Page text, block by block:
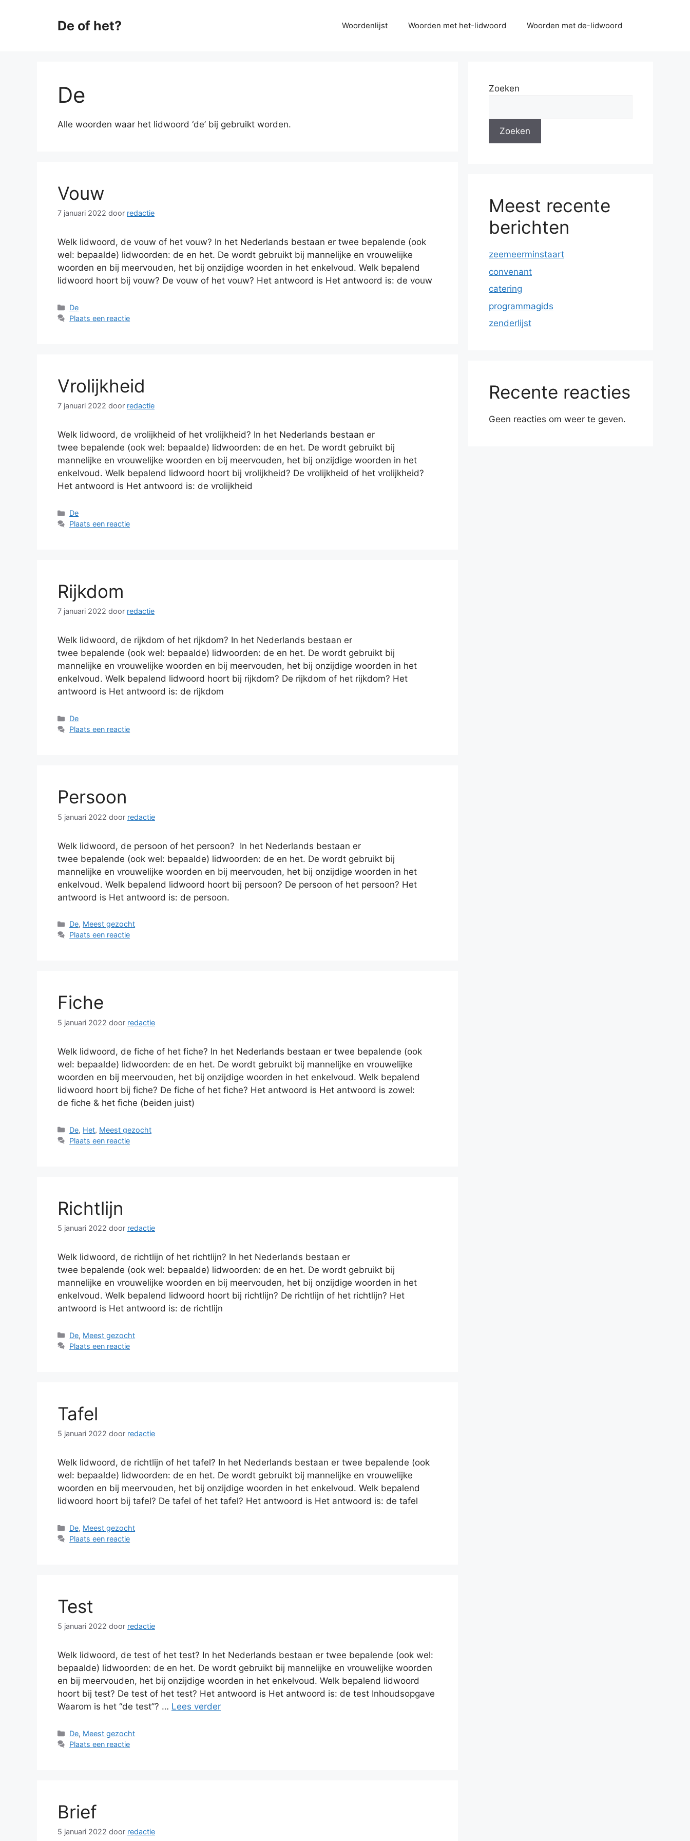
De of het? Woordenlijst Woorden met het-lidwoord Woorden met de-lidwoord
De
Alle woorden waar het lidwoord ‘de’ bij gebruikt worden.
Vouw
7 januari 2022 door redactie
Welk lidwoord, de vouw of het vouw? In het Nederlands bestaan er twee bepalende (ook
wel: bepaalde) lidwoorden: de en het. De wordt gebruikt bij mannelijke en vrouwelijke
woorden en bij meervouden, het bij onzijdige woorden in het enkelvoud. Welk bepalend
lidwoord hoort bij vouw? De vouw of het vouw? Het antwoord is Het antwoord is: de vouw
Categorieën
De
Plaats een reactie
Vrolijkheid
7 januari 2022 door redactie
Welk lidwoord, de vrolijkheid of het vrolijkheid? In het Nederlands bestaan er
twee bepalende (ook wel: bepaalde) lidwoorden: de en het. De wordt gebruikt bij
mannelijke en vrouwelijke woorden en bij meervouden, het bij onzijdige woorden in het
enkelvoud. Welk bepalend lidwoord hoort bij vrolijkheid? De vrolijkheid of het vrolijkheid?
Het antwoord is Het antwoord is: de vrolijkheid
Categorieën
De
Plaats een reactie
Rijkdom
7 januari 2022 door redactie
Welk lidwoord, de rijkdom of het rijkdom? In het Nederlands bestaan er
twee bepalende (ook wel: bepaalde) lidwoorden: de en het. De wordt gebruikt bij
mannelijke en vrouwelijke woorden en bij meervouden, het bij onzijdige woorden in het
enkelvoud. Welk bepalend lidwoord hoort bij rijkdom? De rijkdom of het rijkdom? Het
antwoord is Het antwoord is: de rijkdom
Categorieën
De
Plaats een reactie
Persoon
5 januari 2022 door redactie
Welk lidwoord, de persoon of het persoon? In het Nederlands bestaan er
twee bepalende (ook wel: bepaalde) lidwoorden: de en het. De wordt gebruikt bij
mannelijke en vrouwelijke woorden en bij meervouden, het bij onzijdige woorden in het
enkelvoud. Welk bepalend lidwoord hoort bij persoon? De persoon of het persoon? Het
antwoord is Het antwoord is: de persoon.
Categorieën
De, Meest gezocht
Plaats een reactie
Fiche
5 januari 2022 door redactie
Welk lidwoord, de fiche of het fiche? In het Nederlands bestaan er twee bepalende (ook
wel: bepaalde) lidwoorden: de en het. De wordt gebruikt bij mannelijke en vrouwelijke
woorden en bij meervouden, het bij onzijdige woorden in het enkelvoud. Welk bepalend
lidwoord hoort bij fiche? De fiche of het fiche? Het antwoord is Het antwoord is zowel:
de fiche & het fiche (beiden juist)
Categorieën
De, Het, Meest gezocht
Plaats een reactie
Richtlijn
5 januari 2022 door redactie
Welk lidwoord, de richtlijn of het richtlijn? In het Nederlands bestaan er
twee bepalende (ook wel: bepaalde) lidwoorden: de en het. De wordt gebruikt bij
mannelijke en vrouwelijke woorden en bij meervouden, het bij onzijdige woorden in het
enkelvoud. Welk bepalend lidwoord hoort bij richtlijn? De richtlijn of het richtlijn? Het
antwoord is Het antwoord is: de richtlijn
Categorieën
De, Meest gezocht
Plaats een reactie
Tafel
5 januari 2022 door redactie
Welk lidwoord, de richtlijn of het tafel? In het Nederlands bestaan er twee bepalende (ook
wel: bepaalde) lidwoorden: de en het. De wordt gebruikt bij mannelijke en vrouwelijke
woorden en bij meervouden, het bij onzijdige woorden in het enkelvoud. Welk bepalend
lidwoord hoort bij tafel? De tafel of het tafel? Het antwoord is Het antwoord is: de tafel
Categorieën
De, Meest gezocht
Plaats een reactie
Test
5 januari 2022 door redactie
Welk lidwoord, de test of het test? In het Nederlands bestaan er twee bepalende (ook wel:
bepaalde) lidwoorden: de en het. De wordt gebruikt bij mannelijke en vrouwelijke woorden
en bij meervouden, het bij onzijdige woorden in het enkelvoud. Welk bepalend lidwoord
hoort bij test? De test of het test? Het antwoord is Het antwoord is: de test Inhoudsopgave
Waarom is het “de test”? … Lees verder
Categorieën
De, Meest gezocht
Plaats een reactie
Brief
5 januari 2022 door redactie
Zoeken
Zoeken
Meest recente
berichten
zeemeerminstaart
convenant
catering
programmagids
zenderlijst
Recente reacties
Geen reacties om weer te geven.